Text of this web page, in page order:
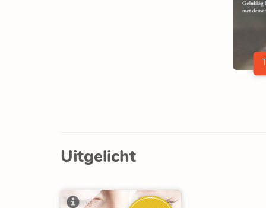
Uitgelicht